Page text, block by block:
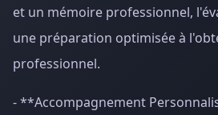
et un mémoire professionnel,
une préparation optimisée à
professionnel.
- **Accompagnement